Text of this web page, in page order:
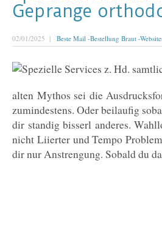
Geprange
02/01/2025 | Beste Mail -Bestellung Braut -
alten Mythos sei die
zumindestens. Oder beilaufig
dir standig bisserl anderes.
nicht Liierter und Tempo
dir nur Anstrengung. Sobald du